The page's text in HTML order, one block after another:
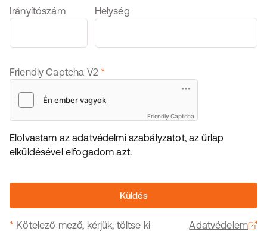
Irányítószám Helység
Friendly Captcha V2 *
Friendly Captcha
Elolvastam azadatvédelmi szabályzatot, az űrlap
elküldésével elfogadom azt.
Küldés
* Kötelező mező, kérjük, töltse ki Adatvédelem